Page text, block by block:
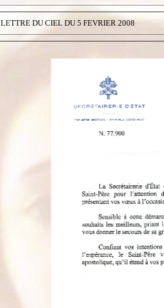
LETTRE DU CIEL DU 5 FEVRIER 2008